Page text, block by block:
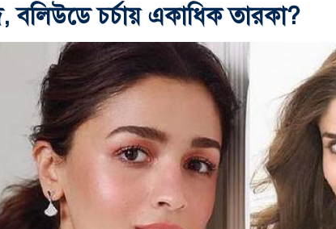
বলিউডে চর্চায় একাধিক তারকা?